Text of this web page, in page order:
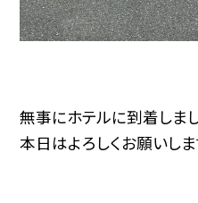
無事にホテルに到着しま
本日はよろしくお願いしま